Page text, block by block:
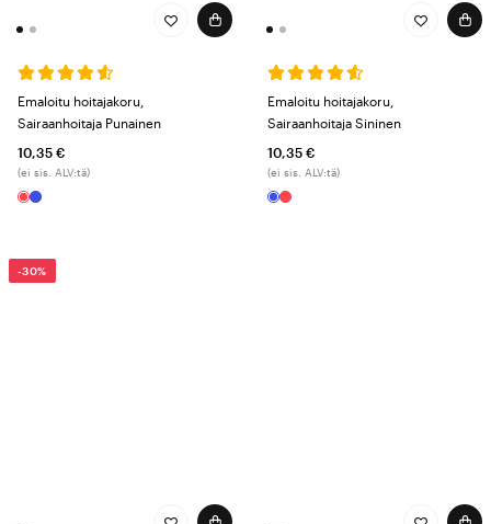
Emaloitu hoitajakoru,
Sairaanhoitaja Punainen
10,35 €
(ei sis. ALV:tä)
Emaloitu hoitajakoru,
Sairaanhoitaja Sininen
10,35 €
(ei sis. ALV:tä)
-30%